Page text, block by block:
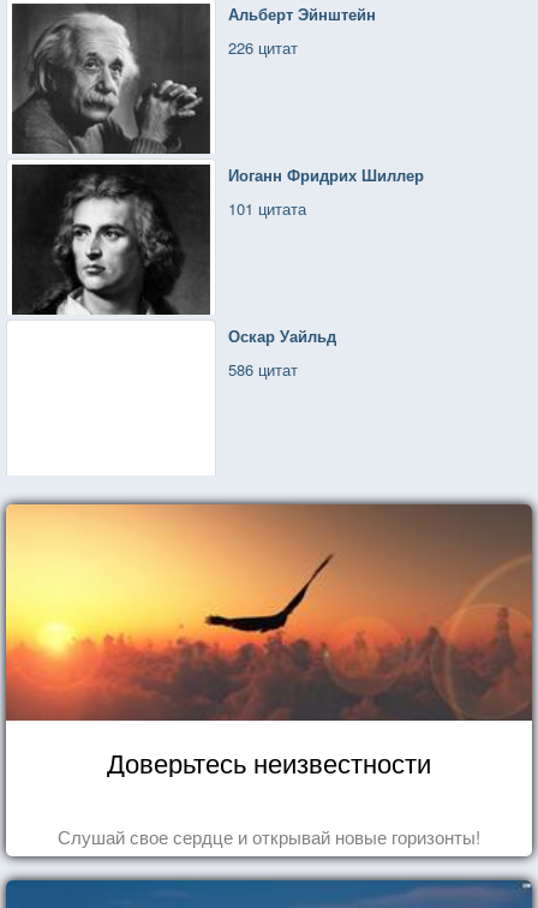
Альберт Эйнштейн
226 цитат
Иоганн Фридрих Шиллер
101 цитата
Оскар Уайльд
586 цитат
Доверьтесь неизвестности
Слушай свое сердце и открывай новые горизонты!